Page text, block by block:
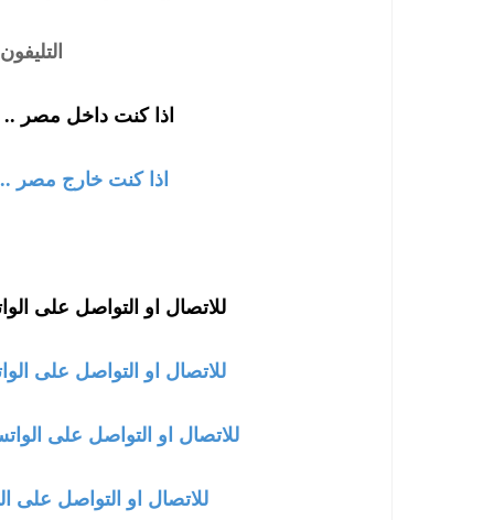
التليفون :
اذا كنت داخل مصر ..
اذا كنت خارج مصر ..
للاتصال او التواصل على
للاتصال او التواصل على
للاتصال او التواصل على
للاتصال او التواصل على